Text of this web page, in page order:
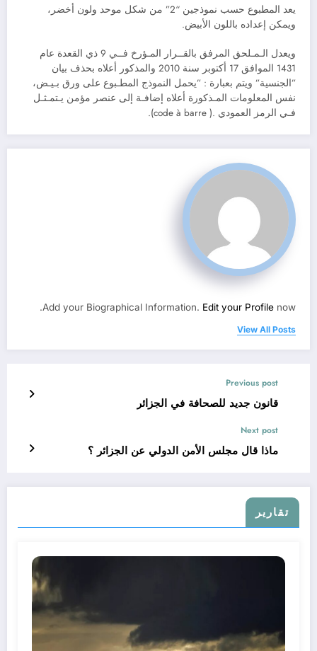
يعد المطبوع حسب نموذجين “2” من شكل موحد ولون أخضر،
ويمكن إعداده باللون الأبيض.
ويعدل الـمـلحق المرفق بالقــرار المـؤرخ فــي 9 ذي القعدة عام
1431 الموافق 17 أكتوبر سنة 2010 والمذكور أعلاه بحذف بيان
”الجنسية” ويتم بعبارة : ”يحمل النموذج المطـبوع على ورق بـيـض،
نفس المعلومات المـذكورة أعلاه إضافـة إلى عنصر مؤمن يـتمـثـل
فـي الرمز العمودي .( code à barre).
Add your Biographical Information. Edit your Profile now.
View All Posts
Previous post
قانون جديد للصحافة في الجزائر
Next post
ماذا قال مجلس الأمن الدولي عن الجزائر ؟
تقارير